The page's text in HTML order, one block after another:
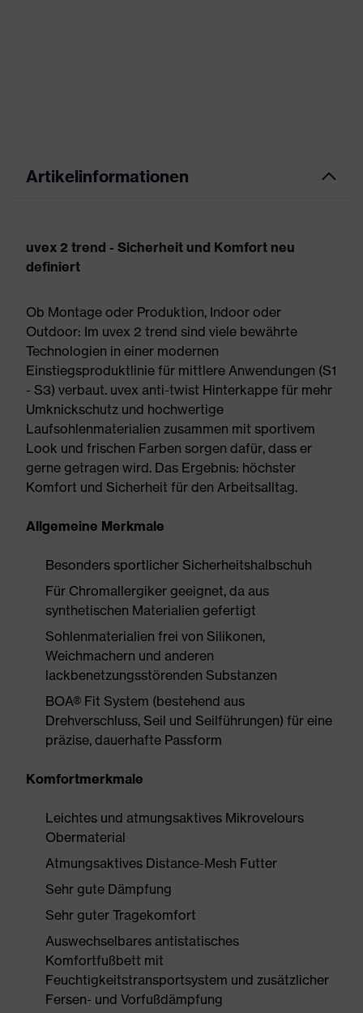
Artikelinformationen
uvex 2 trend - Sicherheit und Komfort neu
definiert
Ob Montage oder Produktion, Indoor oder
Outdoor: Im uvex 2 trend sind viele bewährte
Technologien in einer modernen
Einstiegsproduktlinie für mittlere Anwendungen (S1
- S3) verbaut. uvex anti-twist Hinterkappe für mehr
Umknickschutz und hochwertige
Laufsohlenmaterialien zusammen mit sportivem
Look und frischen Farben sorgen dafür, dass er
gerne getragen wird. Das Ergebnis: höchster
Komfort und Sicherheit für den Arbeitsalltag.
Allgemeine Merkmale
Besonders sportlicher Sicherheitshalbschuh
Für Chromallergiker geeignet, da aus
synthetischen Materialien gefertigt
Sohlenmaterialien frei von Silikonen,
Weichmachern und anderen
lackbenetzungsstörenden Substanzen
BOA® Fit System (bestehend aus
Drehverschluss, Seil und Seilführungen) für eine
präzise, dauerhafte Passform
Komfortmerkmale
Leichtes und atmungsaktives Mikrovelours
Obermaterial
Atmungsaktives Distance-Mesh Futter
Sehr gute Dämpfung
Sehr guter Tragekomfort
Auswechselbares antistatisches
Komfortfußbett mit
Feuchtigkeitstransportsystem und zusätzlicher
Fersen- und Vorfußdämpfung